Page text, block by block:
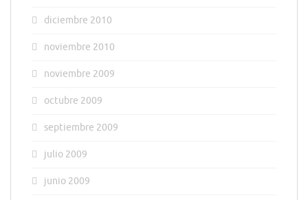
diciembre 2010
noviembre 2010
noviembre 2009
octubre 2009
septiembre 2009
julio 2009
junio 2009